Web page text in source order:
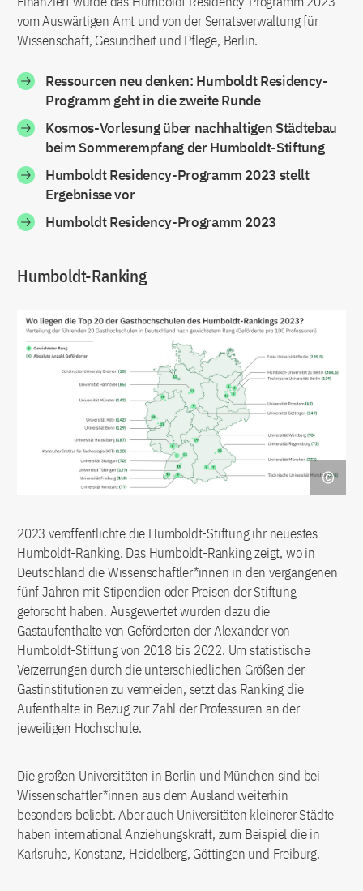
vom Auswärtigen Amt und von der Senatsverwaltung für
Wissenschaft, Gesundheit und Pflege, Berlin.
Ressourcen neu denken: Humboldt Residency-
Programm geht in die zweite Runde
Kosmos-Vorlesung über nachhaltigen Städtebau
beim Sommerempfang der Humboldt-Stiftung
Humboldt Residency-Programm 2023 stellt
Ergebnisse vor
Humboldt Residency-Programm 2023
Humboldt-Ranking
2023 veröffentlichte die Humboldt-Stiftung ihr neuestes
Humboldt-Ranking. Das Humboldt-Ranking zeigt, wo in
Deutschland die Wissenschaftler*innen in den vergangenen
fünf Jahren mit Stipendien oder Preisen der Stiftung
geforscht haben. Ausgewertet wurden dazu die
Gastaufenthalte von Geförderten der Alexander von
Humboldt-Stiftung von 2018 bis 2022. Um statistische
Verzerrungen durch die unterschiedlichen Größen der
Gastinstitutionen zu vermeiden, setzt das Ranking die
Aufenthalte in Bezug zur Zahl der Professuren an der
jeweiligen Hochschule.
Die großen Universitäten in Berlin und München sind bei
Wissenschaftler*innen aus dem Ausland weiterhin
besonders beliebt. Aber auch Universitäten kleinerer Städte
haben international Anziehungskraft, zum Beispiel die in
Karlsruhe, Konstanz, Heidelberg, Göttingen und Freiburg.